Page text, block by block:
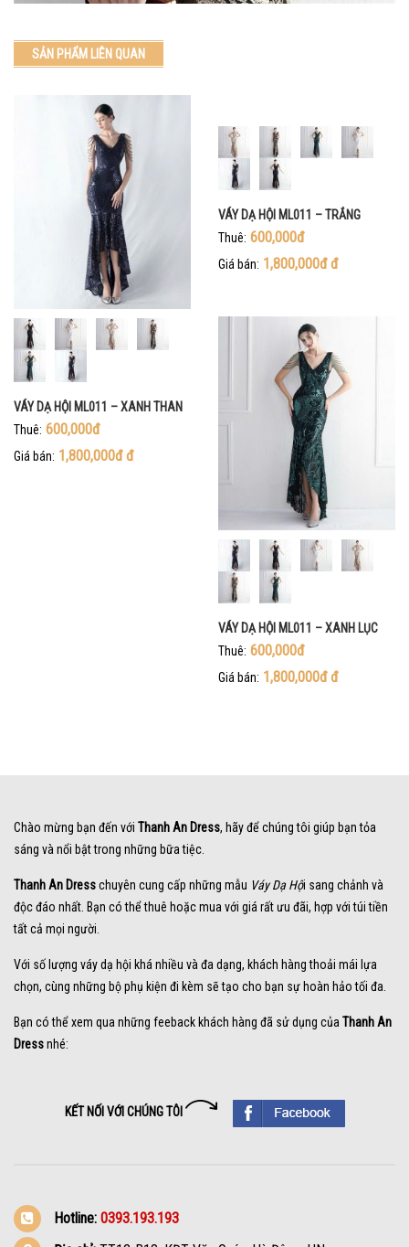
SẢN PHẨM LIÊN QUAN
VÁY DẠ HỘI ML011 – XANH THAN
Thuê: 600,000đ
Giá bán: 1,800,000đđ
VÁY DẠ HỘI ML011 – TRẮNG
Thuê: 600,000đ
Giá bán: 1,800,000đđ
VÁY DẠ HỘI ML011 – XANH LỤC
Thuê: 600,000đ
Giá bán: 1,800,000đđ
Chào mừng bạn đến với Thanh An Dress, hãy để chúng tôi giúp bạn tỏa
sáng và nổi bật trong những bữa tiệc.
Thanh An Dresschuyên cung cấp những mẫu Váy Dạ Hội sang chảnh và
độc đáo nhất. Bạn có thể thuê hoặc mua với giá rất ưu đãi, hợp với túi tiền
tất cả mọi người.
Với số lượng váy dạ hội khá nhiều và đa dạng, khách hàng thoải mái lựa
chọn, cùng những bộ phụ kiện đi kèm sẽ tạo cho bạn sự hoàn hảo tối đa.
Bạn có thể xem qua những feeback khách hàng đã sử dụng của Thanh An
Dressnhé:
KẾT NỐI VỚI CHÚNG TÔI
Hotline: 0393.193.193